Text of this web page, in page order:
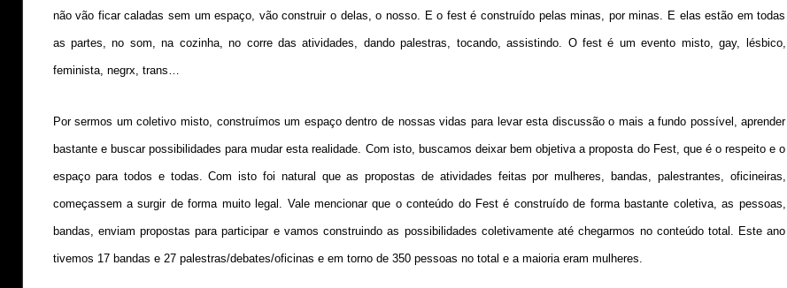
não vão ficar caladas sem um espaço, vão construir o delas, o nosso. E o fest é construído pelas minas, por minas. E elas estão em todas
as partes, no som, na cozinha, no corre das atividades, dando palestras, tocando, assistindo. O fest é um evento misto, gay, lésbico,
feminista, negrx, trans…
Por sermos um coletivo misto, construímos um espaço dentro de nossas vidas para levar esta discussão o mais a fundo possível, aprender
bastante e buscar possibilidades para mudar esta realidade. Com isto, buscamos deixar bem objetiva a proposta do Fest, que é o respeito e o
espaço para todos e todas. Com isto foi natural que as propostas de atividades feitas por mulheres, bandas, palestrantes, oficineiras,
começassem a surgir de forma muito legal. Vale mencionar que o conteúdo do Fest é construído de forma bastante coletiva, as pessoas,
bandas, enviam propostas para participar e vamos construindo as possibilidades coletivamente até chegarmos no conteúdo total. Este ano
tivemos 17 bandas e 27 palestras/debates/oficinas e em torno de 350 pessoas no total e a maioria eram mulheres.